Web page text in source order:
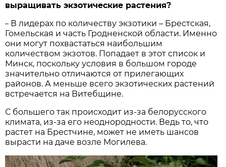
выращивать экзотические растения?
– В лидерах по количеству экзотики – Брестская,
Гомельская и часть Гродненской области. Именно
они могут похвастаться наибольшим
количеством экзотов. Попадает в этот список и
Минск, поскольку условия в большом городе
значительно отличаются от прилегающих
районов. А меньше всего экзотических растений
встречается на Витебщине.
С большего так происходит из-за белорусского
климата, из-за его неоднородности. Ведь то, что
растет на Брестчине, может не иметь шансов
вырасти на даче возле Могилева.